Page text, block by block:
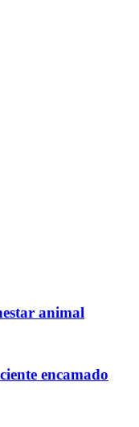
animal
encamado